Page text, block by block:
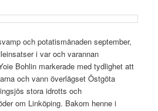
och potatismånaden september,
i var och varannan
Bohlin markerade med tydlighet att
och vann överlägset Östgöta
stora idrotts och
om Linköping. Bakom henne i